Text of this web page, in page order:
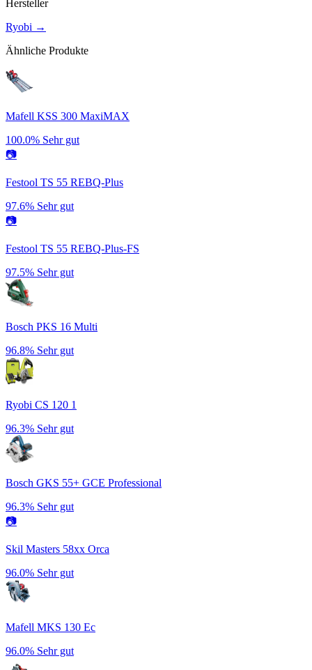
Hersteller
Ryobi →
Ähnliche Produkte
Mafell KSS 300 MaxiMAX
100.0% Sehr gut
📷
Festool TS 55 REBQ-Plus
97.6% Sehr gut
📷
Festool TS 55 REBQ-Plus-FS
97.5% Sehr gut
Bosch PKS 16 Multi
96.8% Sehr gut
Ryobi CS 120 1
96.3% Sehr gut
Bosch GKS 55+ GCE Professional
96.3% Sehr gut
📷
Skil Masters 58xx Orca
96.0% Sehr gut
Mafell MKS 130 Ec
96.0% Sehr gut